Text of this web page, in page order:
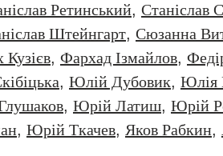
Ретинський, Станіслав
Штейнгарт, Сюзанна
, Фархад Ізмайлов,
, Юлій Дубовик, Юлія
, Юрiй Латиш, Юрiй
, Юрій Ткачев, Яков Рабкин,